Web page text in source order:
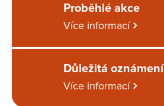
Proběhlé akce
Více informací
Důležitá oznámení
Více informací